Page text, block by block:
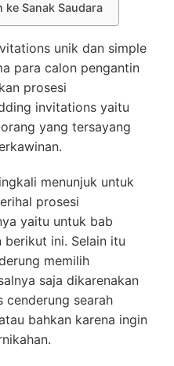
ke Sanak Saudara
unik dan simple
para calon pengantin
prosesi
invitations yaitu
yang tersayang
menunjuk untuk
prosesi
yaitu untuk bab
ini. Selain itu
memilih
saja dikarenakan
cenderung searah
bahkan karena ingin